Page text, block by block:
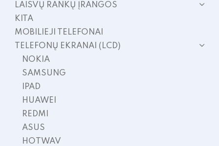
LAISVŲ RANKŲ ĮRANGOS
KITA
MOBILIEJI TELEFONAI
TELEFONŲ EKRANAI (LCD)
NOKIA
SAMSUNG
IPAD
HUAWEI
REDMI
ASUS
HOTWAV